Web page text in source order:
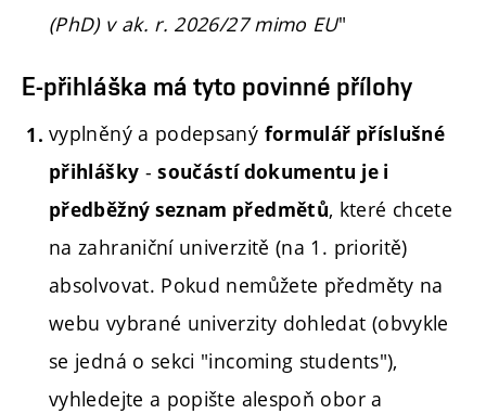
(PhD) v ak. r. 2026/27 mimo EU"
E-přihláška má tyto povinné přílohy
vyplněný a podepsaný formulář příslušné
přihlášky - součástí dokumentu je i
předběžný seznam předmětů, které chcete
na zahraniční univerzitě (na 1. prioritě)
absolvovat. Pokud nemůžete předměty na
webu vybrané univerzity dohledat (obvykle
se jedná o sekci "incoming students"),
vyhledejte a popište alespoň obor a